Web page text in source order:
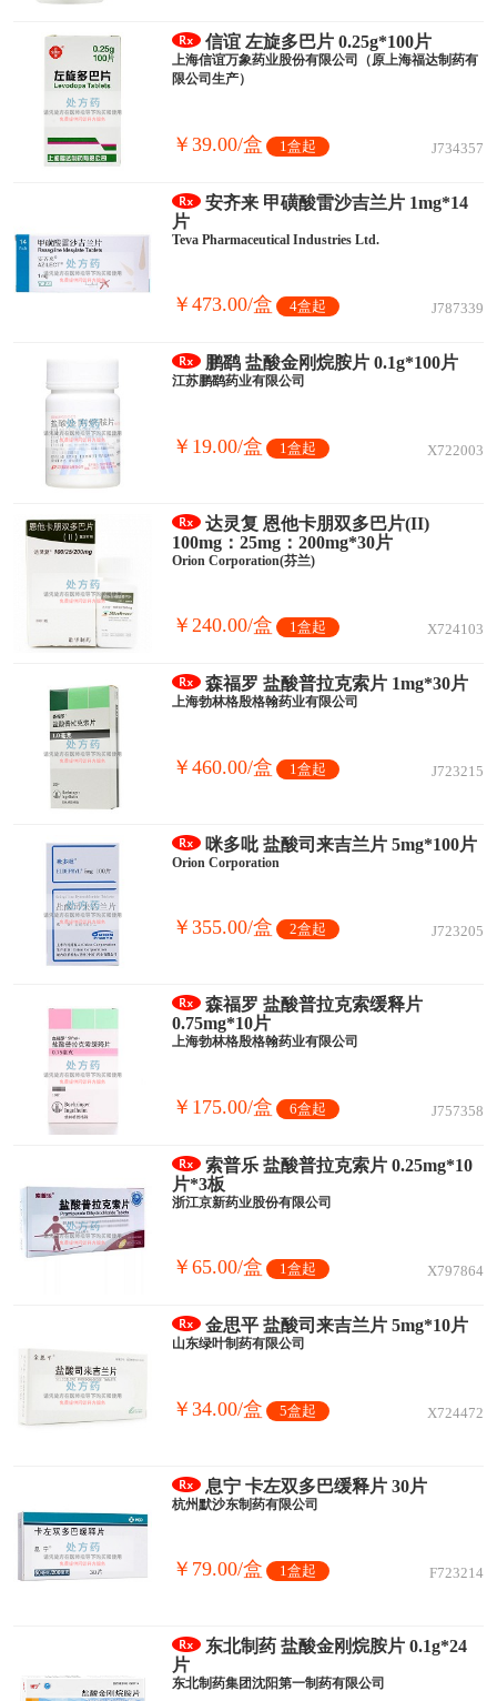
信谊 左旋多巴片 0.25g*100片
上海信谊万象药业股份有限公司（原上海福达制药有
限公司生产）
￥39.00/盒 1盒起 J734357
安齐来 甲磺酸雷沙吉兰片 1mg*14
片
Teva Pharmaceutical Industries Ltd.
￥473.00/盒 4盒起 J787339
鹏鹞 盐酸金刚烷胺片 0.1g*100片
江苏鹏鹞药业有限公司
￥19.00/盒 1盒起 X722003
达灵复 恩他卡朋双多巴片(II)
100mg：25mg：200mg*30片
Orion Corporation(芬兰)
￥240.00/盒 1盒起 X724103
森福罗 盐酸普拉克索片 1mg*30片
上海勃林格殷格翰药业有限公司
￥460.00/盒 1盒起 J723215
咪多吡 盐酸司来吉兰片 5mg*100片
Orion Corporation
￥355.00/盒 2盒起 J723205
森福罗 盐酸普拉克索缓释片
0.75mg*10片
上海勃林格殷格翰药业有限公司
￥175.00/盒 6盒起 J757358
索普乐 盐酸普拉克索片 0.25mg*10
片*3板
浙江京新药业股份有限公司
￥65.00/盒 1盒起 X797864
金思平 盐酸司来吉兰片 5mg*10片
山东绿叶制药有限公司
￥34.00/盒 5盒起 X724472
息宁 卡左双多巴缓释片 30片
杭州默沙东制药有限公司
￥79.00/盒 1盒起 F723214
东北制药 盐酸金刚烷胺片 0.1g*24
片
东北制药集团沈阳第一制药有限公司